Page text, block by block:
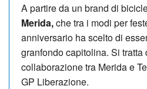
A partire da un brand di
Merida,che tra i modi per
anniversario ha scelto di
granfondo capitolina. Si tratta
collaborazione tra Merida e
GP Liberazione.